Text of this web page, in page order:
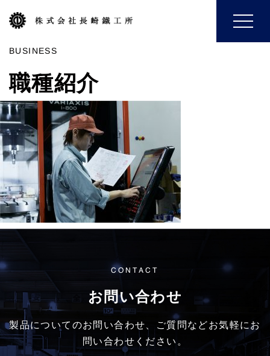
Toggle
BUSINESS
職種紹介
CONTACT
お問い合わせ
製品についてのお問い合わせ、ご質問などお気軽にお
問い合わせください。